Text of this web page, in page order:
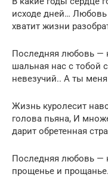
исходе дней…
хватит жизни
Последняя любовь —
шальная нас с тобой
невезучий.. А ты
Жизнь куролесит
голова пьяна, И
дарит обретенная
Последняя любовь —
прощенье и